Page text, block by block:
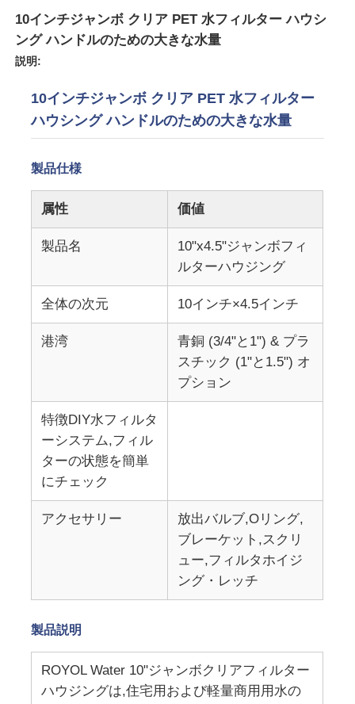
企業情報
会社案内
品質管理
お問い合わせ
ニュース
ROシステム
軟水剤
浄水器のカートリッジ
住宅用RO膜
産業ROの膜
ROの膜ハウジング
10インチジャンボ クリア PET 水フィルター ハウシ
ング ハンドルのための大きな水量
説明:
10インチジャンボ クリア PET 水フィルター
ハウシング ハンドルのための大きな水量
製品仕様
属性 価値
製品名
10"x4.5"ジャンボフィ
ルターハウジング
全体の次元 10インチ×4.5インチ
港湾
青銅 (3/4"と1") & プラ
スチック (1"と1.5") オ
プション
特徴DIY水フィルタ
ーシステム,フィル
ターの状態を簡単
にチェック
アクセサリー
放出バルブ,Oリング,
ブレーケット,スクリ
ュー,フィルタホイジ
ング・レッチ
製品説明
ROYOL Water 10"ジャンボクリアフィルター
ハウジングは,住宅用および軽量商用用水の